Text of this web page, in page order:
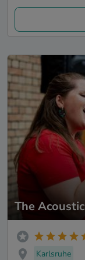
The
Karlsruhe